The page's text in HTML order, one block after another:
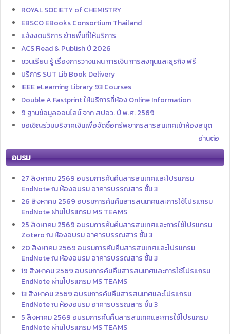
ROYAL SOCIETY of CHEMISTRY
EBSCO EBooks Consortium Thailand
แจ้งงดบริการ ย้ายพื้นที่ให้บริการ
ACS Read & Publish ปี 2026
ชวนเรียน รู้ เรื่องการวางแผน การเงิน การลงทุนและธุรกิจ ฟรี
บริการ SUT Lib Book Delivery
IEEE eLearning Library 93 Courses
Double A Fastprint ให้บริการที่ห้อง Online Information
9 ฐานข้อมูลออนไลน์ จาก สปอว. ปี พ.ศ. 2569
ขอเชิญร่วมบริจาคเงินเพื่อจัดซื้อทรัพยากรสารสนเทศเข้าห้องสมุด
อ่านต่อ
อบรม
27 สิงหาคม 2569 อบรมการค้นคืนสารสนเทศและโปรแกรม
EndNote ณ ห้องอบรม อาคารบรรณสาร ชั้น 3
26 สิงหาคม 2569 อบรมการค้นคืนสารสนเทศและการใช้โปรแกรม
EndNote ผ่านโปรแกรม MS TEAMS
25 สิงหาคม 2569 อบรมการค้นคืนสารสนเทศและการใช้โปรแกรม
Zotero ณ ห้องอบรม อาคารบรรณสาร ชั้น 3
20 สิงหาคม 2569 อบรมการค้นคืนสารสนเทศและโปรแกรม
EndNote ณ ห้องอบรม อาคารบรรณสาร ชั้น 3
19 สิงหาคม 2569 อบรมการค้นคืนสารสนเทศและการใช้โปรแกรม
EndNote ผ่านโปรแกรม MS TEAMS
13 สิงหาคม 2569 อบรมการค้นคืนสารสนเทศและโปรแกรม
EndNote ณ ห้องอบรม อาคารบรรณสาร ชั้น 3
5 สิงหาคม 2569 อบรมการค้นคืนสารสนเทศและการใช้โปรแกรม
EndNote ผ่านโปรแกรม MS TEAMS